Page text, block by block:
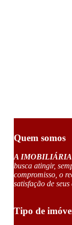
Quem somos
A
busca atingir,
compromisso, o
satisfação de seus
Tipo de